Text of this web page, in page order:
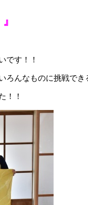
です！！
んなものに挑戦でき
！！